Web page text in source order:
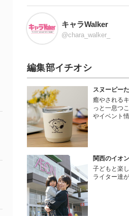
キャラWalker
@chara_walker_
編集部イチオシ
スヌーピー
癒やされる
っと一息つ
やイベント
関西のイオ
子どもと楽
ライター達